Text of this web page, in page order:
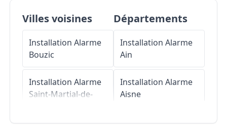
Villes voisines
Installation Alarme
Bouzic
Installation Alarme
Saint-Martial-de-
Départements
Installation Alarme
Ain
Installation Alarme
Aisne
Installation Alarme